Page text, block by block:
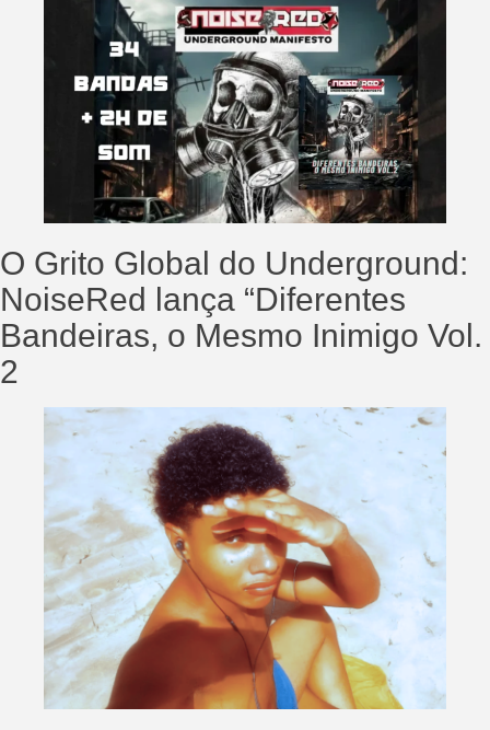
O Grito Global do Underground:
NoiseRed lança “Diferentes
Bandeiras, o Mesmo Inimigo Vol.
2